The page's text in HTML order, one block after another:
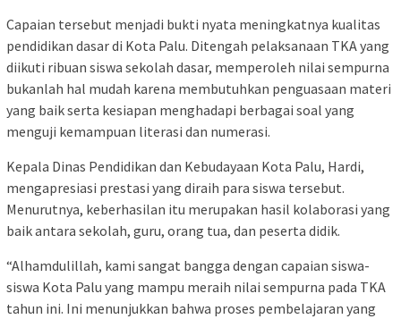
Capaian tersebut menjadi bukti nyata meningkatnya kualitas
pendidikan dasar di Kota Palu. Ditengah pelaksanaan TKA yang
diikuti ribuan siswa sekolah dasar, memperoleh nilai sempurna
bukanlah hal mudah karena membutuhkan penguasaan materi
yang baik serta kesiapan menghadapi berbagai soal yang
menguji kemampuan literasi dan numerasi.
Kepala Dinas Pendidikan dan Kebudayaan Kota Palu, Hardi,
mengapresiasi prestasi yang diraih para siswa tersebut.
Menurutnya, keberhasilan itu merupakan hasil kolaborasi yang
baik antara sekolah, guru, orang tua, dan peserta didik.
“Alhamdulillah, kami sangat bangga dengan capaian siswa-
siswa Kota Palu yang mampu meraih nilai sempurna pada TKA
tahun ini. Ini menunjukkan bahwa proses pembelajaran yang